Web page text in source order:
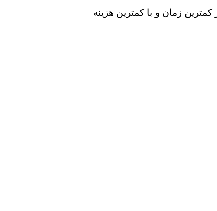
کمترین زمان و با کمترین هزینه